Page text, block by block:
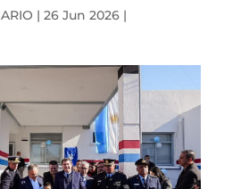
| 26 Jun 2026|